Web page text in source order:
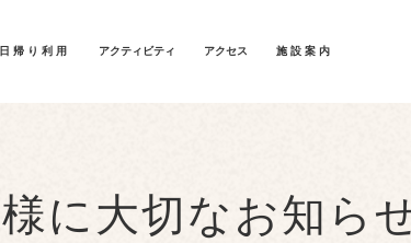
日帰り利用 アクティビティ アクセス 施設案内
に大切なお知ら